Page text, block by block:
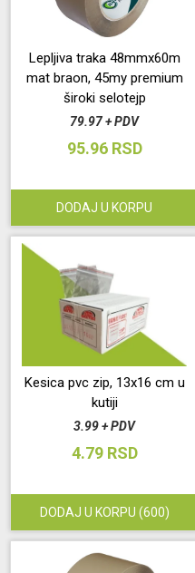
Registracija
korisnika
Lepljiva traka 48mmx60m
mat braon, 45my premium
široki selotejp
79.97 + PDV
95.96 RSD
DODAJ U KORPU
Kesica pvc zip, 13x16 cm u
kutiji
3.99 + PDV
4.79 RSD
DODAJ U KORPU (600)